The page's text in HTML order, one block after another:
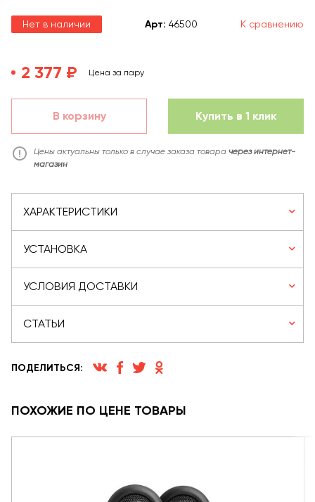
Нет в наличии Арт: 46500 К сравнению
2 377 ₽ Цена за пару
В корзину Купить в 1 клик
Цены актуальны только в случае заказа товара через интернет-
магазин
ХАРАКТЕРИСТИКИ
УСТАНОВКА
УСЛОВИЯ ДОСТАВКИ
СТАТЬИ
ПОДЕЛИТЬСЯ:
ПОХОЖИЕ ПО ЦЕНЕ ТОВАРЫ